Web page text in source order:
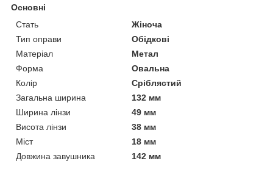
Основні
Стать
Жіноча
Тип оправи
Обідкові
Матеріал
Метал
Форма
Овальна
Колір
Сріблястий
Загальна ширина
132 мм
Ширина лінзи
49 мм
Висота лінзи
38 мм
Міст
18 мм
Довжина завушника
142 мм